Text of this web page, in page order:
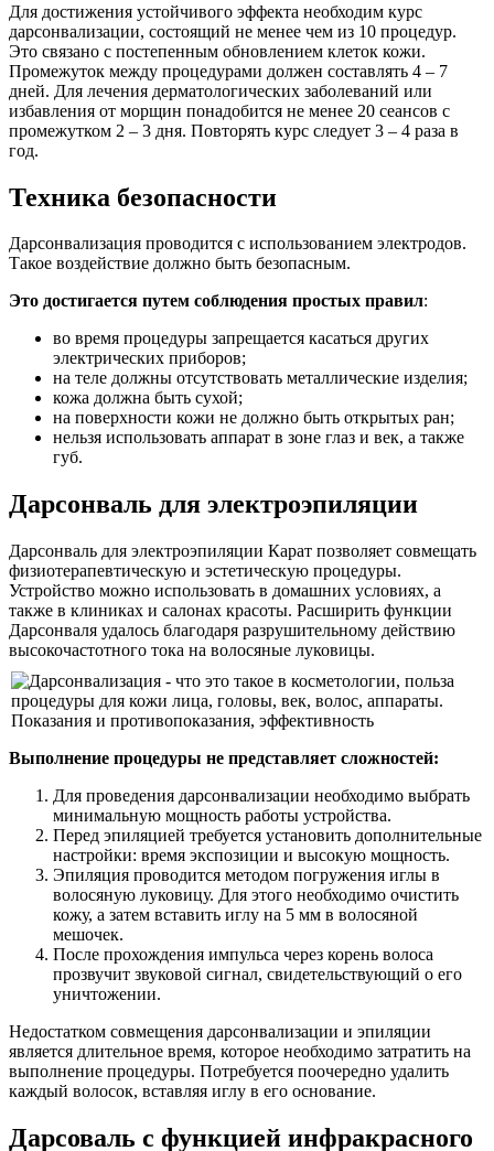
Для достижения устойчивого эффекта необходим курс
дарсонвализации, состоящий не менее чем из 10 процедур.
Это связано с постепенным обновлением клеток кожи.
Промежуток между процедурами должен составлять 4 – 7
дней. Для лечения дерматологических заболеваний или
избавления от морщин понадобится не менее 20 сеансов с
промежутком 2 – 3 дня. Повторять курс следует 3 – 4 раза в
год.
Техника безопасности
Дарсонвализация проводится с использованием электродов.
Такое воздействие должно быть безопасным.
Это достигается путем соблюдения простых правил:
во время процедуры запрещается касаться других
электрических приборов;
на теле должны отсутствовать металлические изделия;
кожа должна быть сухой;
на поверхности кожи не должно быть открытых ран;
нельзя использовать аппарат в зоне глаз и век, а также
губ.
Дарсонваль для электроэпиляции
Дарсонваль для электроэпиляции Карат позволяет совмещать
физиотерапевтическую и эстетическую процедуры.
Устройство можно использовать в домашних условиях, а
также в клиниках и салонах красоты. Расширить функции
Дарсонваля удалось благодаря разрушительному действию
высокочастотного тока на волосяные луковицы.
Выполнение процедуры не представляет сложностей:
Для проведения дарсонвализации необходимо выбрать
минимальную мощность работы устройства.
Перед эпиляцией требуется установить дополнительные
настройки: время экспозиции и высокую мощность.
Эпиляция проводится методом погружения иглы в
волосяную луковицу. Для этого необходимо очистить
кожу, а затем вставить иглу на 5 мм в волосяной
мешочек.
После прохождения импульса через корень волоса
прозвучит звуковой сигнал, свидетельствующий о его
уничтожении.
Недостатком совмещения дарсонвализации и эпиляции
является длительное время, которое необходимо затратить на
выполнение процедуры. Потребуется поочередно удалить
каждый волосок, вставляя иглу в его основание.
Дарсоваль с функцией инфракрасного